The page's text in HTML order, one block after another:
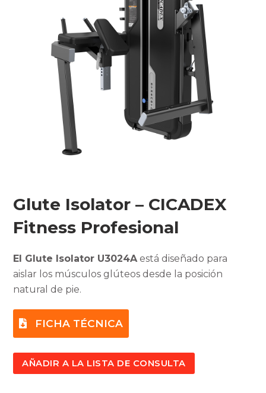
Glute Isolator – CICADEX
Fitness Profesional
El Glute Isolator U3024Aestá diseñado para
aislar los músculos glúteos desde la posición
natural de pie.
FICHA TÉCNICA
AÑADIR A LA LISTA DE CONSULTA